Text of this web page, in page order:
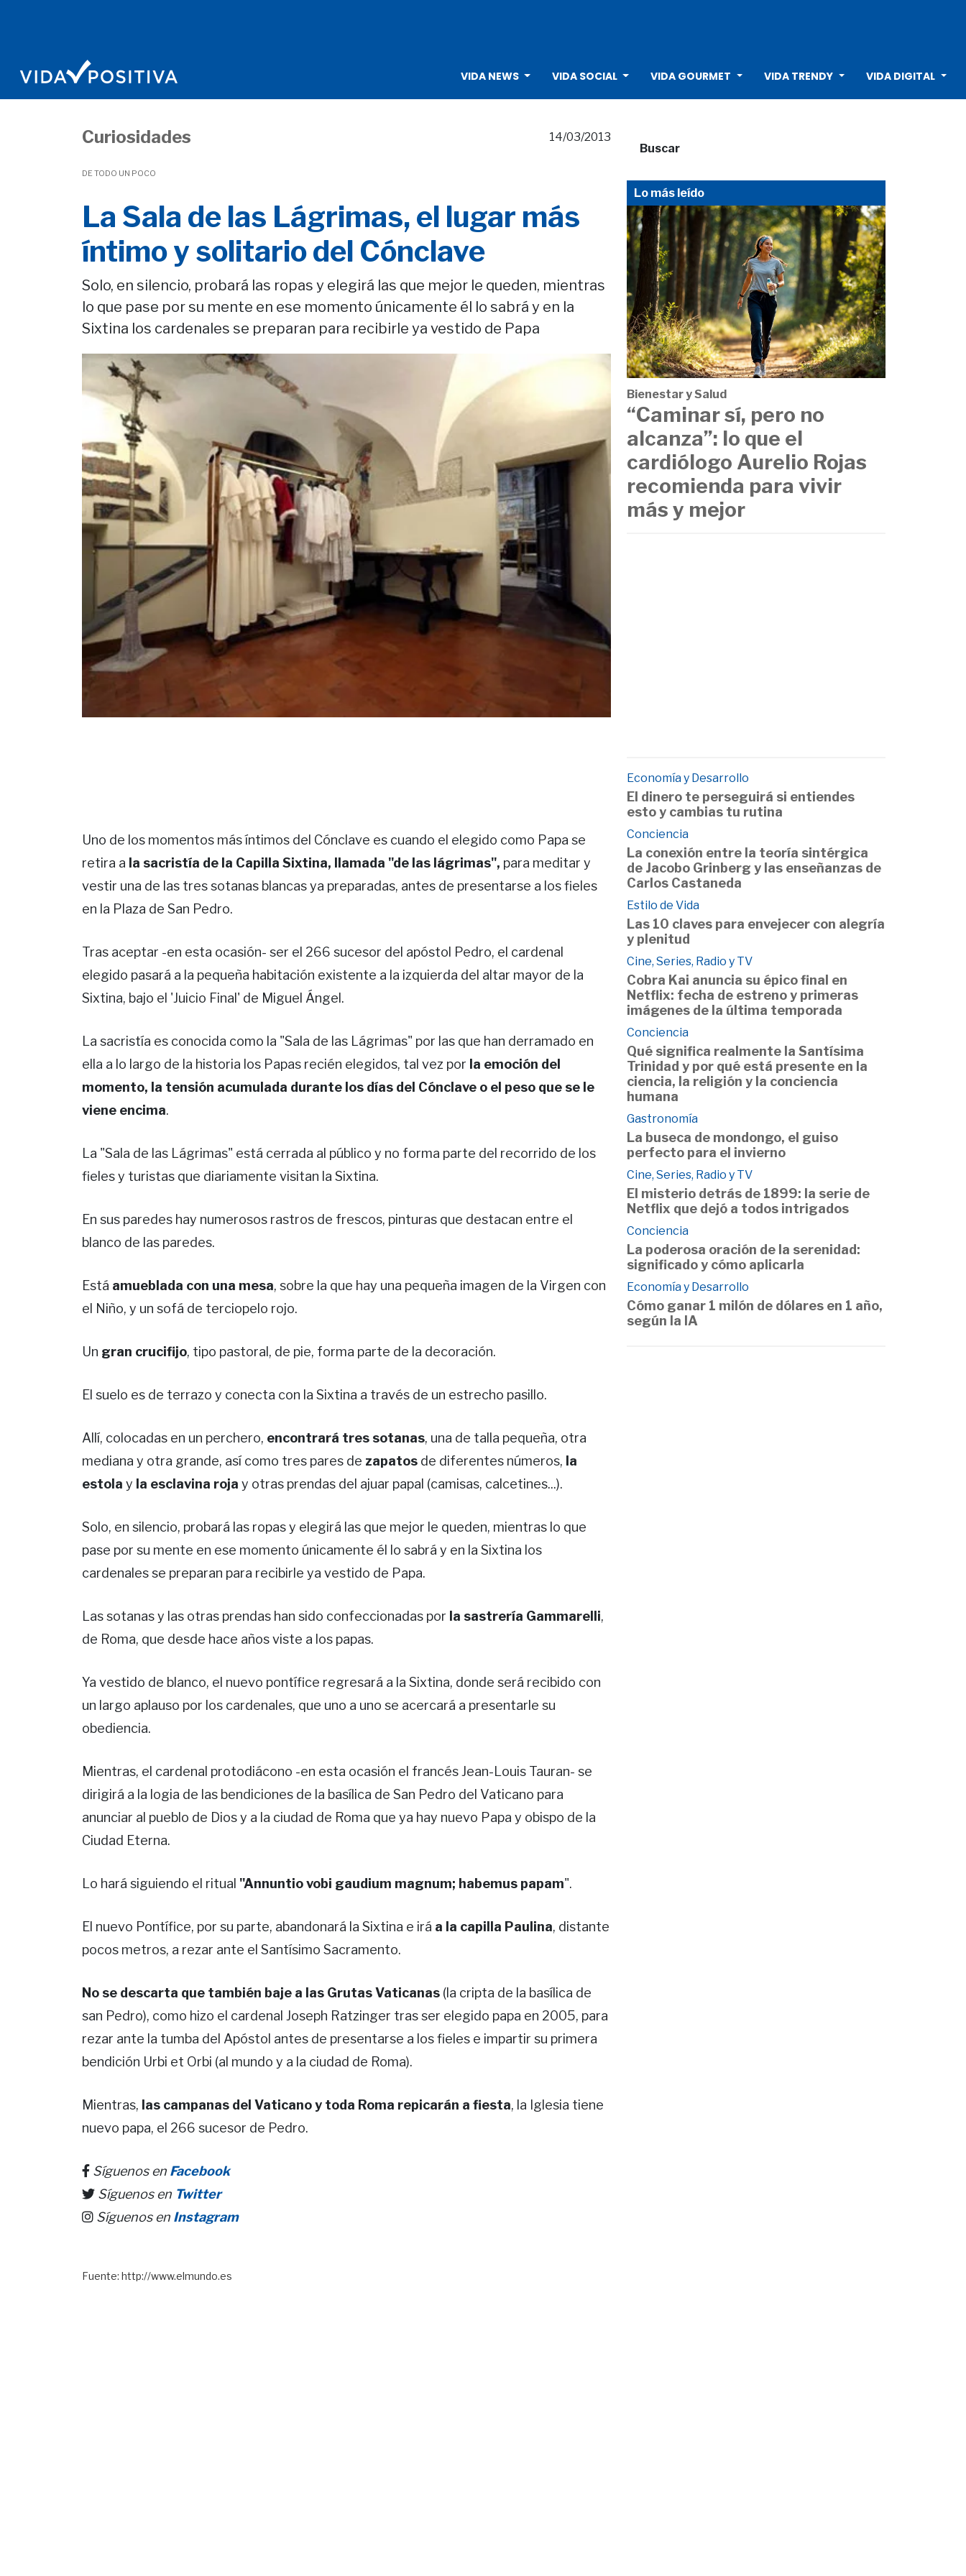
VIDA NEWS VIDA SOCIAL VIDA GOURMET VIDA TRENDY VIDA DIGITAL
Curiosidades
DE TODO UN POCO
14/03/2013
La Sala de las Lágrimas, el lugar más
íntimo y solitario del Cónclave
Solo, en silencio, probará las ropas y elegirá las que mejor le queden, mientras
lo que pase por su mente en ese momento únicamente él lo sabrá y en la
Sixtina los cardenales se preparan para recibirle ya vestido de Papa
Uno de los momentos más íntimos del Cónclave es cuando el elegido como Papa se
retira a la sacristía de la Capilla Sixtina, llamada "de las lágrimas", para meditar y
vestir una de las tres sotanas blancas ya preparadas, antes de presentarse a los fieles
en la Plaza de San Pedro.
Tras aceptar -en esta ocasión- ser el 266 sucesor del apóstol Pedro, el cardenal
elegido pasará a la pequeña habitación existente a la izquierda del altar mayor de la
Sixtina, bajo el 'Juicio Final' de Miguel Ángel.
La sacristía es conocida como la "Sala de las Lágrimas" por las que han derramado en
ella a lo largo de la historia los Papas recién elegidos, tal vez por la emoción del
momento, la tensión acumulada durante los días del Cónclave o el peso que se le
viene encima.
La "Sala de las Lágrimas" está cerrada al público y no forma parte del recorrido de los
fieles y turistas que diariamente visitan la Sixtina.
En sus paredes hay numerosos rastros de frescos, pinturas que destacan entre el
blanco de las paredes.
Está amueblada con una mesa, sobre la que hay una pequeña imagen de la Virgen con
el Niño, y un sofá de terciopelo rojo.
Un gran crucifijo, tipo pastoral, de pie, forma parte de la decoración.
El suelo es de terrazo y conecta con la Sixtina a través de un estrecho pasillo.
Allí, colocadas en un perchero, encontrará tres sotanas, una de talla pequeña, otra
mediana y otra grande, así como tres pares de zapatos de diferentes números, la
estola y la esclavina roja y otras prendas del ajuar papal (camisas, calcetines...).
Solo, en silencio, probará las ropas y elegirá las que mejor le queden, mientras lo que
pase por su mente en ese momento únicamente él lo sabrá y en la Sixtina los
cardenales se preparan para recibirle ya vestido de Papa.
Las sotanas y las otras prendas han sido confeccionadas por la sastrería Gammarelli,
de Roma, que desde hace años viste a los papas.
Ya vestido de blanco, el nuevo pontífice regresará a la Sixtina, donde será recibido con
un largo aplauso por los cardenales, que uno a uno se acercará a presentarle su
obediencia.
Mientras, el cardenal protodiácono -en esta ocasión el francés Jean-Louis Tauran- se
dirigirá a la logia de las bendiciones de la basílica de San Pedro del Vaticano para
anunciar al pueblo de Dios y a la ciudad de Roma que ya hay nuevo Papa y obispo de la
Ciudad Eterna.
Lo hará siguiendo el ritual "Annuntio vobi gaudium magnum; habemus papam".
El nuevo Pontífice, por su parte, abandonará la Sixtina e irá a la capilla Paulina, distante
pocos metros, a rezar ante el Santísimo Sacramento.
No se descarta que también baje a las Grutas Vaticanas (la cripta de la basílica de
san Pedro), como hizo el cardenal Joseph Ratzinger tras ser elegido papa en 2005, para
rezar ante la tumba del Apóstol antes de presentarse a los fieles e impartir su primera
bendición Urbi et Orbi (al mundo y a la ciudad de Roma).
Mientras, las campanas del Vaticano y toda Roma repicarán a fiesta, la Iglesia tiene
nuevo papa, el 266 sucesor de Pedro.
Síguenos en Facebook
Síguenos en Twitter
Síguenos en Instagram
Fuente: http://www.elmundo.es
Buscar
Lo más leído
Bienestar y Salud
“Caminar sí, pero no
alcanza”: lo que el
cardiólogo Aurelio Rojas
recomienda para vivir
más y mejor
Economía y Desarrollo
El dinero te perseguirá si entiendes
esto y cambias tu rutina
Conciencia
La conexión entre la teoría sintérgica
de Jacobo Grinberg y las enseñanzas de
Carlos Castaneda
Estilo de Vida
Las 10 claves para envejecer con alegría
y plenitud
Cine, Series, Radio y TV
Cobra Kai anuncia su épico final en
Netflix: fecha de estreno y primeras
imágenes de la última temporada
Conciencia
Qué significa realmente la Santísima
Trinidad y por qué está presente en la
ciencia, la religión y la conciencia
humana
Gastronomía
La buseca de mondongo, el guiso
perfecto para el invierno
Cine, Series, Radio y TV
El misterio detrás de 1899: la serie de
Netflix que dejó a todos intrigados
Conciencia
La poderosa oración de la serenidad:
significado y cómo aplicarla
Economía y Desarrollo
Cómo ganar 1 milón de dólares en 1 año,
según la IA